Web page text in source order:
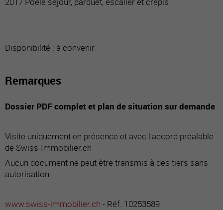
Disponibilité : à convenir
Remarques
Dossier PDF complet et plan de situation sur demande
Visite uniquement en présence et avec l'accord préalable
de Swiss-Immobilier.ch
Aucun document ne peut être transmis à des tiers sans
autorisation
www.swiss-immobilier.ch - Réf. 10253589